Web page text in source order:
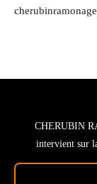
CHERUBIN
intervient sur